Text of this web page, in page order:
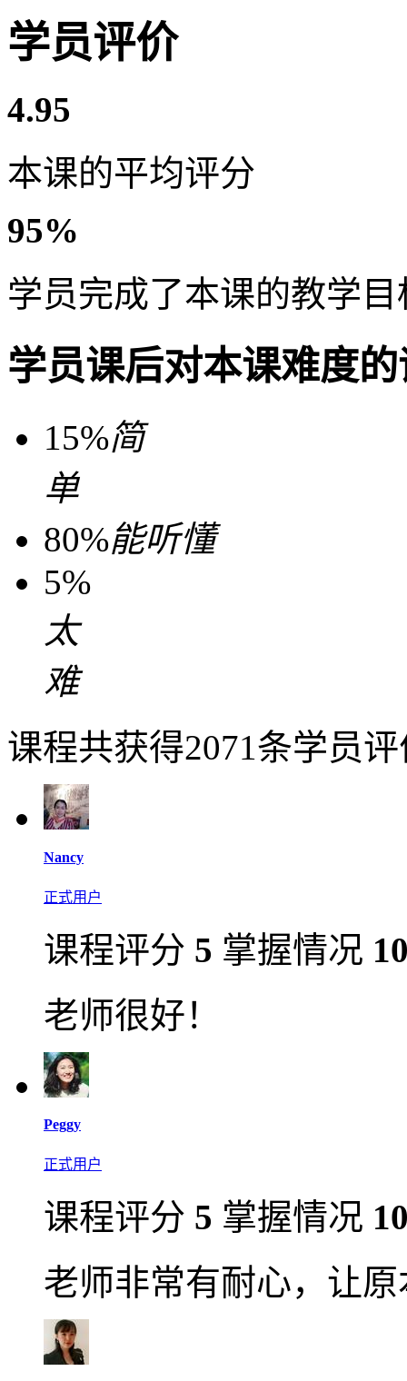
学员评价
4.95
本课的平均评分
95%
学员完成了本课的教学目
学员课后对本课难度
15%简
单
80%能听懂
5%
太
难
课程共获得2071条学员
Nancy
正式用户
课程评分 5 掌握情况
老师很好！
Peggy
正式用户
课程评分 5 掌握情况
老师非常有耐心，让